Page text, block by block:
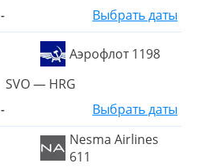
-
Выбрать даты
Аэрофлот 1198
SVO — HRG
-
Выбрать даты
Nesma Airlines
611